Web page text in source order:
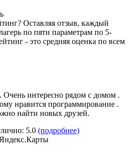
Оставляя отзыв, каждый
по пяти параметрам по 5-
- это средняя оценка по всем
Очень интересно рядом с домом .
нравится программирование .
найти новых друзей.
5.0 (подробнее)
Яндекс.Карты